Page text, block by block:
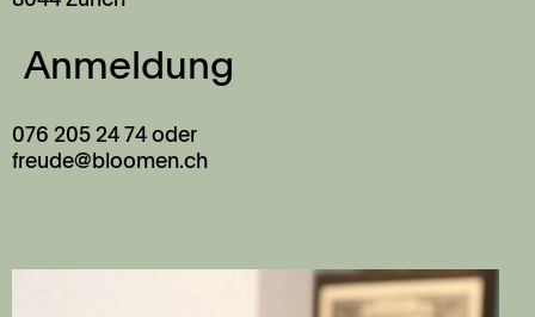
Anmeldung
076 205 24 74 oder
freude@bloomen.ch